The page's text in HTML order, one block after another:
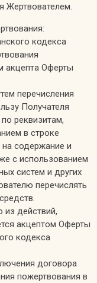
Жертвователем.
кодекса
акцепта Оферты
перечисления
Получателя
реквизитам,
в строке
на содержание и
с использованием
систем и других
перечислять
из действий,
акцептом Оферты
кодекса
договора
пожертвования в